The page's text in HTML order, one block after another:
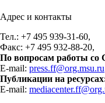
Адрес и контакты
Тел.: +7 495 939-31-60,
Факс: +7 495 932-88-20,
По вопросам работы
E-mail: press.ff@org.msu.ru
Публикации на
E-mail: